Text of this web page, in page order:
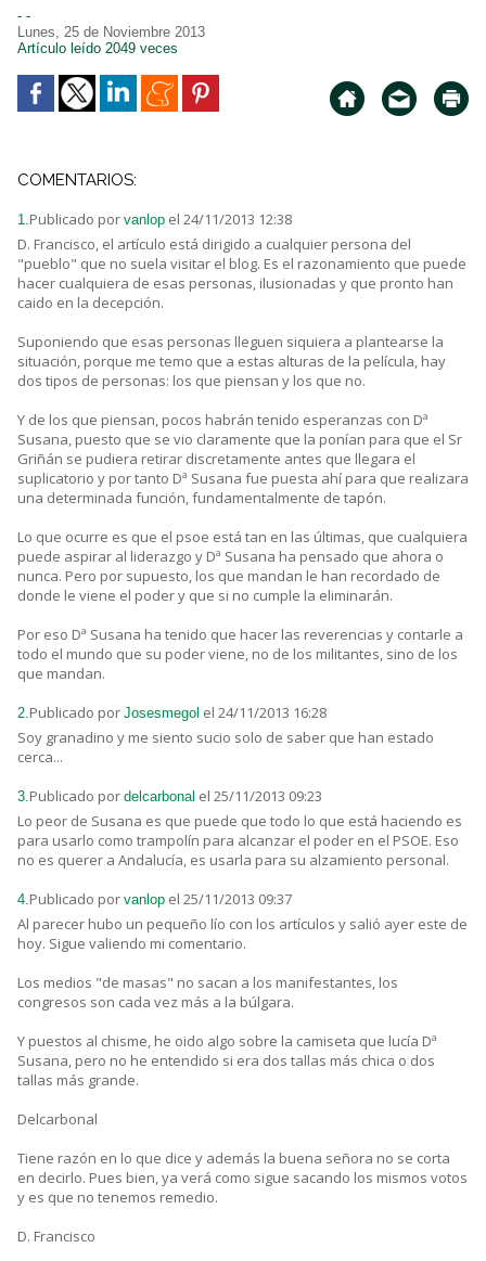
- -
Lunes, 25 de Noviembre 2013
Artículo leído 2049 veces
COMENTARIOS:
1.Publicado por vanlop el 24/11/2013 12:38
D. Francisco, el artículo está dirigido a cualquier persona del
"pueblo" que no suela visitar el blog. Es el razonamiento que puede
hacer cualquiera de esas personas, ilusionadas y que pronto han
caido en la decepción.
Suponiendo que esas personas lleguen siquiera a plantearse la
situación, porque me temo que a estas alturas de la película, hay
dos tipos de personas: los que piensan y los que no.
Y de los que piensan, pocos habrán tenido esperanzas con Dª
Susana, puesto que se vio claramente que la ponían para que el Sr
Griñán se pudiera retirar discretamente antes que llegara el
suplicatorio y por tanto Dª Susana fue puesta ahí para que realizara
una determinada función, fundamentalmente de tapón.
Lo que ocurre es que el psoe está tan en las últimas, que cualquiera
puede aspirar al liderazgo y Dª Susana ha pensado que ahora o
nunca. Pero por supuesto, los que mandan le han recordado de
donde le viene el poder y que si no cumple la eliminarán.
Por eso Dª Susana ha tenido que hacer las reverencias y contarle a
todo el mundo que su poder viene, no de los militantes, sino de los
que mandan.
2.Publicado por Josesmegol el 24/11/2013 16:28
Soy granadino y me siento sucio solo de saber que han estado
cerca...
3.Publicado por delcarbonal el 25/11/2013 09:23
Lo peor de Susana es que puede que todo lo que está haciendo es
para usarlo como trampolín para alcanzar el poder en el PSOE. Eso
no es querer a Andalucía, es usarla para su alzamiento personal.
4.Publicado por vanlop el 25/11/2013 09:37
Al parecer hubo un pequeño lío con los artículos y salió ayer este de
hoy. Sigue valiendo mi comentario.
Los medios "de masas" no sacan a los manifestantes, los
congresos son cada vez más a la búlgara.
Y puestos al chisme, he oido algo sobre la camiseta que lucía Dª
Susana, pero no he entendido si era dos tallas más chica o dos
tallas más grande.
Delcarbonal
Tiene razón en lo que dice y además la buena señora no se corta
en decirlo. Pues bien, ya verá como sigue sacando los mismos votos
y es que no tenemos remedio.
D. Francisco